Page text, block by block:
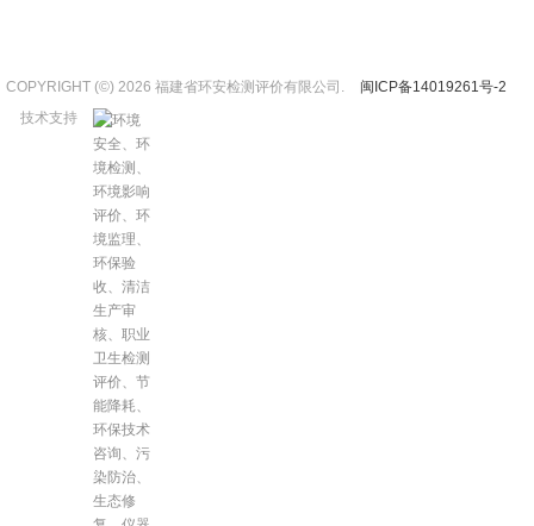
COPYRIGHT (©) 2026 福建省环安检测评价有限公司.
闽ICP备14019261号-2
技术支持